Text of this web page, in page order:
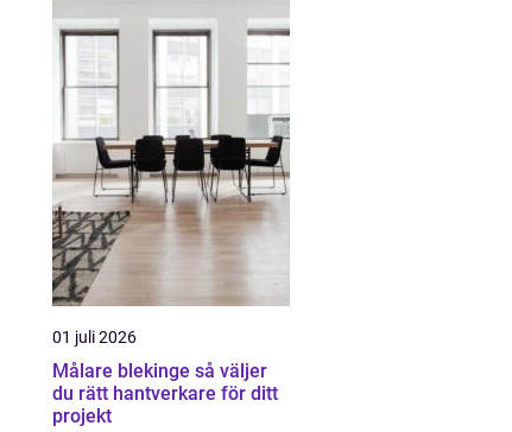
01 juli 2026
Målare blekinge så väljer
du rätt hantverkare för ditt
projekt